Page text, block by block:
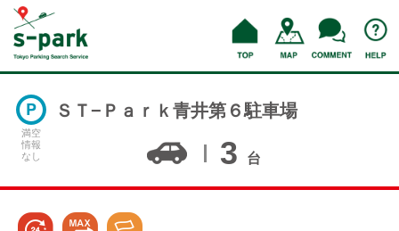
満空
情報
なし
ＳＴ−Ｐａｒｋ青井第６駐車場
3 台